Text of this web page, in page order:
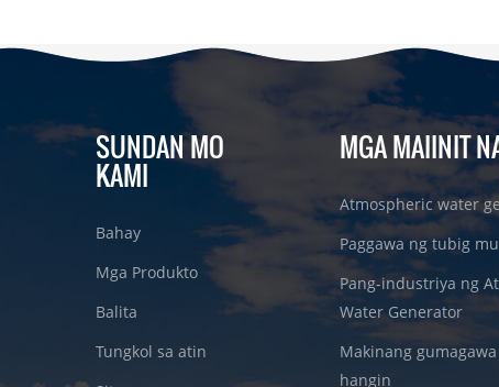
SUNDAN MO
KAMI
Bahay
Mga Produkto
Balita
Tungkol sa atin
MGA MAIINIT
Atmospheric water
Paggawa ng tubig
Pang-industriya ng
Water Generator
Makinang
hangin